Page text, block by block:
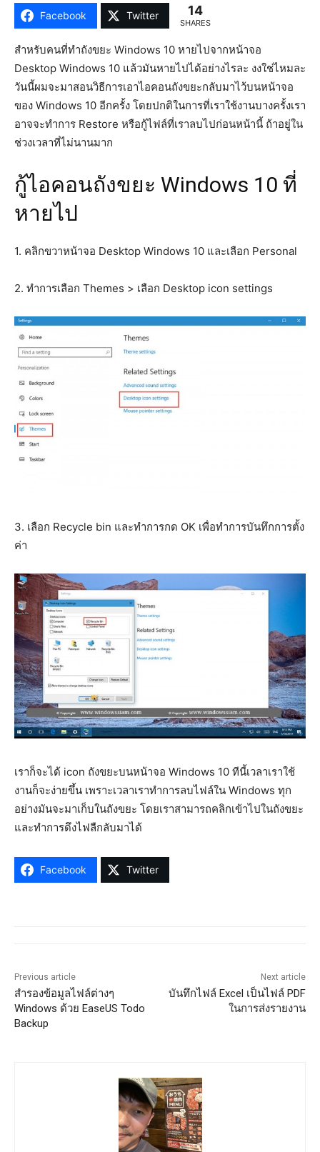
Facebook Twitter 14
SHARES
สำหรับคนที่ทำถังขยะ Windows 10 หายไปจากหน้าจอ
Desktop Windows 10 แล้วมันหายไปได้อย่างไรละ งงใช่ไหมละ
วันนี้ผมจะมาสอนวิธีการเอาไอคอนถังขยะกลับมาไว้บนหน้าจอ
ของ Windows 10 อีกครั้ง โดยปกติในการที่เราใช้งานบางครั้งเรา
อาจจะทำการ Restore หรือกู้ไฟล์ที่เราลบไปก่อนหน้านี้ ถ้าอยู่ใน
ช่วงเวลาที่ไม่นานมาก
กู้ไอคอนถังขยะ Windows 10 ที่
หายไป
1. คลิกขวาหน้าจอ Desktop Windows 10 และเลือก Personal
2. ทำการเลือก Themes > เลือก Desktop icon settings
3. เลือก Recycle bin และทำการกด OK เพื่อทำการบันทึกการตั้ง
ค่า
เราก็จะได้ icon ถังขยะบนหน้าจอ Windows 10 ทีนี้เวลาเราใช้
งานก็จะง่ายขึ้น เพราะเวลาเราทำการลบไฟล์ใน Windows ทุก
อย่างมันจะมาเก็บในถังขยะ โดยเราสามารถคลิกเข้าไปในถังขยะ
และทำการดึงไฟลืกลับมาได้
Facebook Twitter
Previous article
สำรองข้อมูลไฟล์ต่างๆ
Windows ด้วย EaseUS Todo
Backup
Next article
บันทึกไฟล์ Excel เป็นไฟล์ PDF
ในการส่งรายงาน